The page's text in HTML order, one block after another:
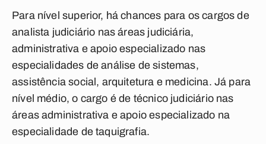
Para nível superior, há chances para os cargos de
analista judiciário nas áreas judiciária,
administrativa e apoio especializado nas
especialidades de análise de sistemas,
assistência social, arquitetura e medicina. Já para
nível médio, o cargo é de técnico judiciário nas
áreas administrativa e apoio especializado na
especialidade de taquigrafia.